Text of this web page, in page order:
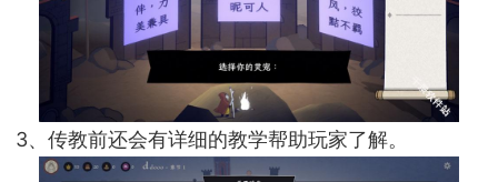
3、传教前还会有详细的教学帮助玩家了解。